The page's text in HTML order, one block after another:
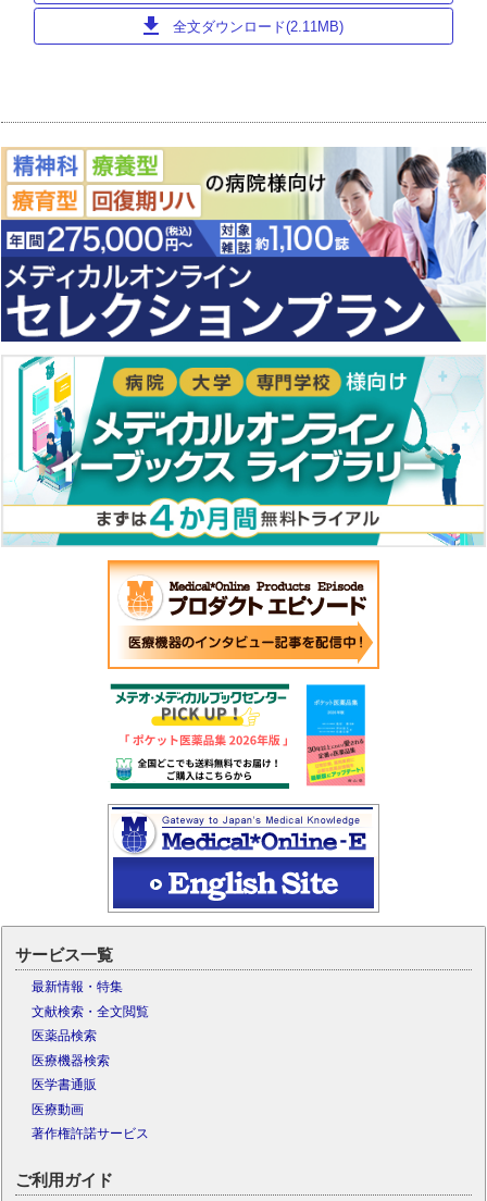
download 全文ダウンロード(2.11MB)
サービス一覧
最新情報・特集
文献検索・全文閲覧
医薬品検索
医療機器検索
医学書通販
医療動画
著作権許諾サービス
ご利用ガイド